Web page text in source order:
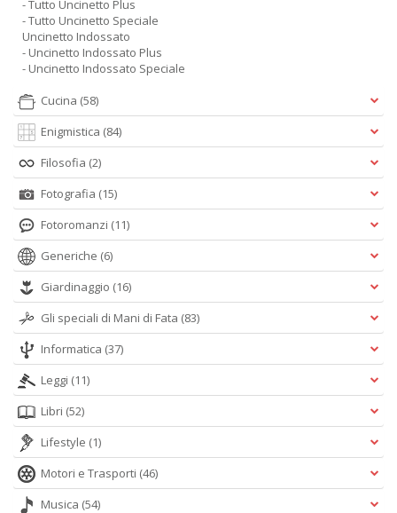
- Tutto Uncinetto Plus
- Tutto Uncinetto Speciale
Uncinetto Indossato
- Uncinetto Indossato Plus
- Uncinetto Indossato Speciale
Cucina (58)
Enigmistica (84)
Filosofia (2)
Fotografia (15)
Fotoromanzi (11)
Generiche (6)
Giardinaggio (16)
Gli speciali di Mani di Fata (83)
Informatica (37)
Leggi (11)
Libri (52)
Lifestyle (1)
Motori e Trasporti (46)
Musica (54)